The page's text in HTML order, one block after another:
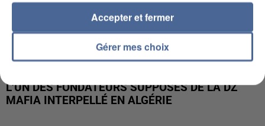
L’UN DES FONDATEURS SUPPOSÉS DE LA DZ
MAFIA INTERPELLÉ EN ALGÉRIE
Gérer mes choix
Accepter et fermer